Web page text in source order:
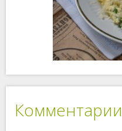
Комментарии